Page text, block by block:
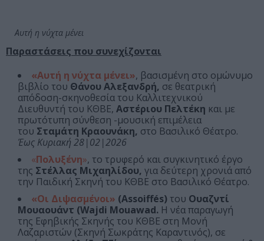
Αυτή η νύχτα μένει
Παραστάσεις που συνεχίζονται
«Αυτή η νύχτα μένει», βασισμένη στο ομώνυμο
βιβλίο του Θάνου Αλεξανδρή, σε θεατρική
απόδοση-σκηνοθεσία του Καλλιτεχνικού
Διευθυντή του ΚΘΒΕ, Αστέριου Πελτέκη και με
πρωτότυπη σύνθεση -μουσική επιμέλεια
του Σταμάτη Κραουνάκη, στο Βασιλικό Θέατρο.
Έως Κυριακή 28|02|2026
«Πολυξένη», το τρυφερό και συγκινητικό έργο
της Στέλλας Μιχαηλίδου, για δεύτερη χρονιά από
την Παιδική Σκηνή του ΚΘΒΕ στο Βασιλικό Θέατρο.
«Οι Διψασμένοι» (Assoiffés) του Ουαζντί
Μουαουάντ (Wajdi Mouawad. Η νέα παραγωγή
της Εφηβικής Σκηνής του ΚΘΒΕ στη Μονή
Λαζαριστών (Σκηνή Σωκράτης Καραντινός), σε